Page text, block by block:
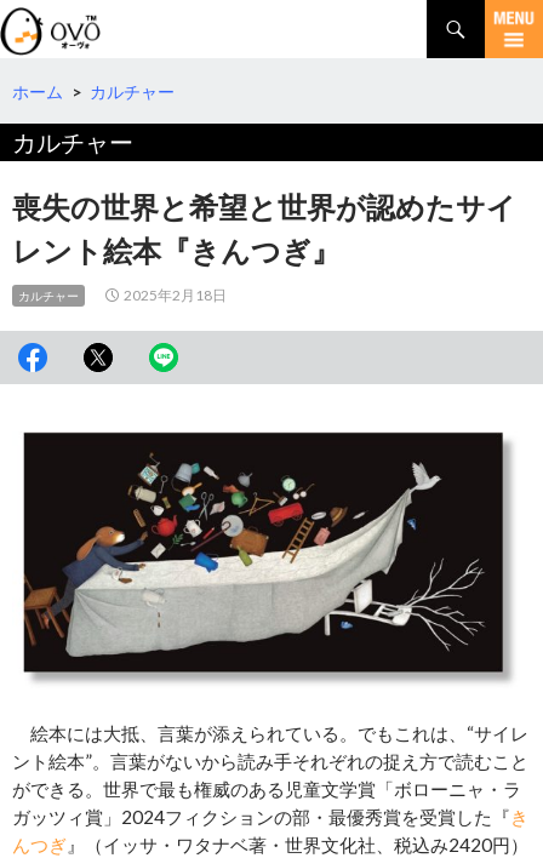
検
索
コ
テ
ツ
へ
移
ホーム > カルチャー
カルチャー
喪失の世界と希望と世界が認めたサイ
レント絵本『きんつぎ』
カルチャー 2025年2月18日
絵本には大抵、言葉が添えられている。でもこれは、“サイレ
ント絵本”。言葉がないから読み手それぞれの捉え方で読むこと
ができる。世界で最も権威のある児童文学賞「ボローニャ・ラ
ガッツィ賞」2024フィクションの部・最優秀賞を受賞した『き
んつぎ 』（イッサ・ワタナベ著・世界文化社、税込み2420円）